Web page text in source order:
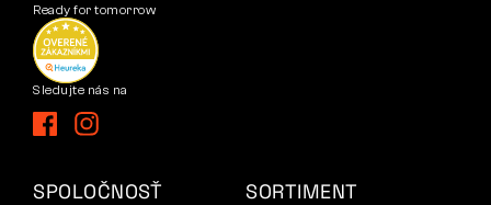
Ready for tomorrow
Sledujte nás na
SPOLOČNOSŤ SORTIMENT